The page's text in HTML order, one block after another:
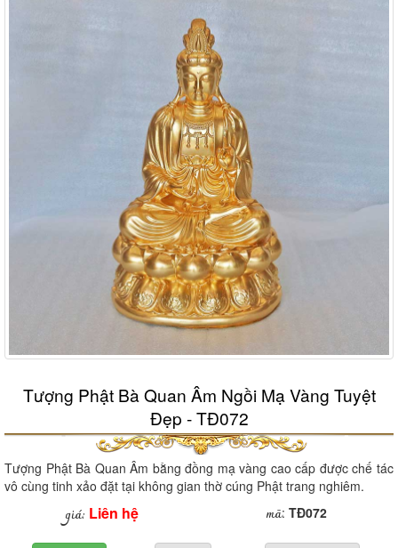
Tượng Phật Bà Quan Âm Ngồi Mạ Vàng Tuyệt
Đẹp - TĐ072
Tượng Phật Bà Quan Âm bằng đồng mạ vàng cao cấp được chế tác
vô cùng tinh xảo đặt tại không gian thờ cúng Phật trang nghiêm.
giá: Liên hệ mã: TĐ072